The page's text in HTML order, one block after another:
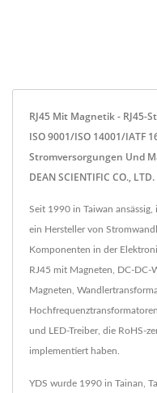
RJ45 Mit Magnetik - RJ45-
ISO 9001/ISO 14001/IATF
Stromversorgungen Und
DEAN SCIENTIFIC CO., LTD.
Seit 1990 in Taiwan ansässig,
ein Hersteller von
Komponenten in der
RJ45 mit Magneten, DC-DC-
Magneten,
und LED-Treiber, die RoHS-
implementiert haben.
YDS wurde 1990 in Tainan,